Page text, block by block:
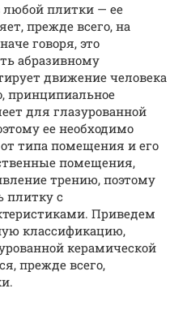
любой плитки — ее
прежде всего, на
говоря, это
абразивному
движение человека
принципиальное
для глазурованной
ее необходимо
типа помещения и его
помещения,
трению, поэтому
плитку с
Приведем
классификацию,
керамической
прежде всего,